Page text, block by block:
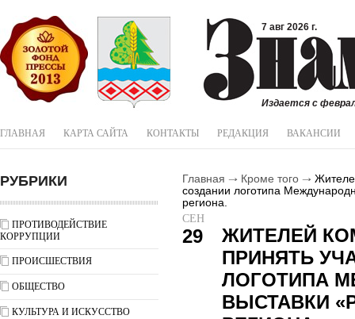
7 авг 2026 г.
Издается с
ГЛАВНАЯ КАРТА САЙТА КОНТАКТЫ РЕДАКЦИЯ ВАКАНСИИ
РУБРИКИ
ПРОТИВОДЕЙСТВИЕ
КОРРУПЦИИ
ПРОИСШЕСТВИЯ
ОБЩЕСТВО
КУЛЬТУРА И ИСКУССТВО
Главная Кроме того
создании логотипа
региона.
СЕН
29
ЖИТЕЛЕЙ
ПРИНЯТЬ
ЛОГОТИПА
ВЫСТАВКИ